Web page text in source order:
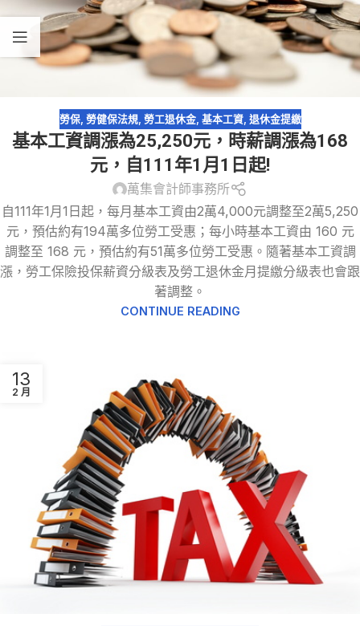
勞保, 勞健保法規, 勞工退休金, 基本工資, 退休金提繳
基本工資調漲為25,250元，時薪調漲為168
元，自111年1月1日起!
萬集會計師事務所
自111年1月1日起，每月基本工資由2萬4,000元調整至2萬5,250
元，預估約有194萬多位勞工受惠；每小時基本工資由 160 元
調整至 168 元，預估約有51萬多位勞工受惠。隨著基本工資調
漲，勞工保險投保薪資分級表及勞工退休金月提繳分級表也會跟
著調整。
CONTINUE READING
13
2 月